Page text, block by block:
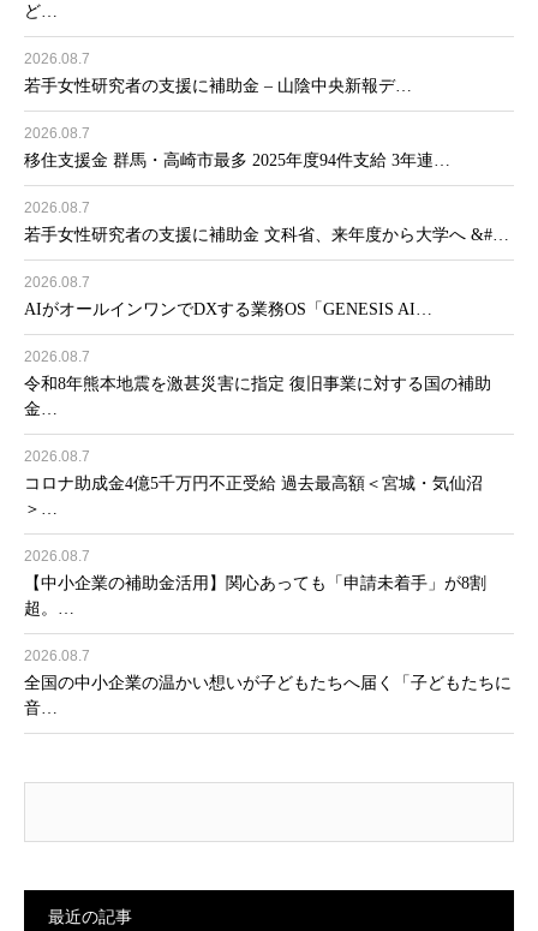
ど…
2026.08.7
若手女性研究者の支援に補助金 – 山陰中央新報デ…
2026.08.7
移住支援金 群馬・高崎市最多 2025年度94件支給 3年連…
2026.08.7
若手女性研究者の支援に補助金 文科省、来年度から大学へ &#…
2026.08.7
AIがオールインワンでDXする業務OS「GENESIS AI…
2026.08.7
令和8年熊本地震を激甚災害に指定 復旧事業に対する国の補助
金…
2026.08.7
コロナ助成金4億5千万円不正受給 過去最高額＜宮城・気仙沼
＞…
2026.08.7
【中小企業の補助金活用】関心あっても「申請未着手」が8割
超。…
2026.08.7
全国の中小企業の温かい想いが子どもたちへ届く「子どもたちに
音…
最近の記事